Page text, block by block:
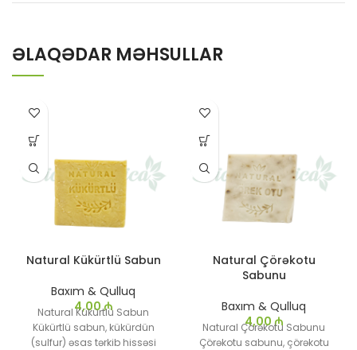
ƏLAQƏDAR MƏHSULLAR
Natural Kükürtlü Sabun
Baxım & Qulluq
4,00₼
Natural Kükürtlü Sabun
Kükürtlü sabun, kükürdün
(sulfur) əsas tərkib hissəsi
Natural Çörəkotu
Sabunu
Baxım & Qulluq
4,00₼
Natural Çörəkotu Sabunu
Çörəkotu sabunu, çörəkotu